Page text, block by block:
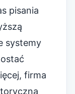
pisania
systemy
firma